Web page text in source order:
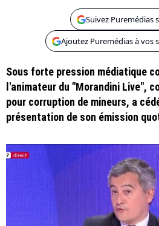
Suivez Puremédias
Ajoutez Puremédias à vos
Sous forte pression médiatique
l'animateur du "Morandini Live",
pour corruption de mineurs, a
présentation de son émission